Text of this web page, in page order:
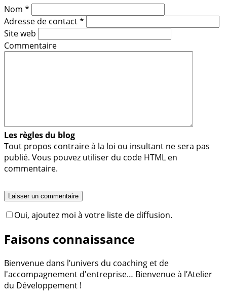
Nom *
Adresse de contact*
Site web
Commentaire
Les règles du blog
Tout propos contraire à la loi ou insultant ne sera pas
publié. Vous pouvez utiliser du code HTML en
commentaire.
Oui, ajoutez moi à votre liste de diffusion.
Faisons connaissance
Bienvenue dans l’univers du coaching et de
l'accompagnement d'entreprise… Bienvenue à l’Atelier
du Développement !